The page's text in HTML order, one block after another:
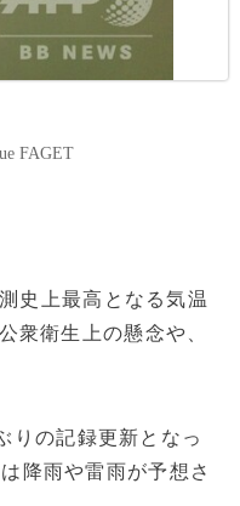
FAGET
史上最高となる気温
衆衛生上の懸念や、
りの記録更新となっ
降雨や雷雨が予想さ